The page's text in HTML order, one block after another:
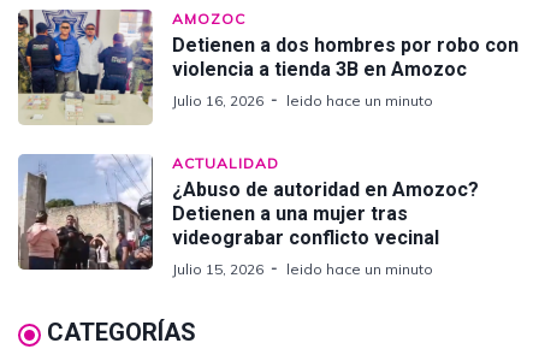
AMOZOC
Detienen a dos hombres por robo con
violencia a tienda 3B en Amozoc
Julio 16, 2026 leido hace un minuto
ACTUALIDAD
¿Abuso de autoridad en Amozoc?
Detienen a una mujer tras
videograbar conflicto vecinal
Julio 15, 2026 leido hace un minuto
CATEGORÍAS